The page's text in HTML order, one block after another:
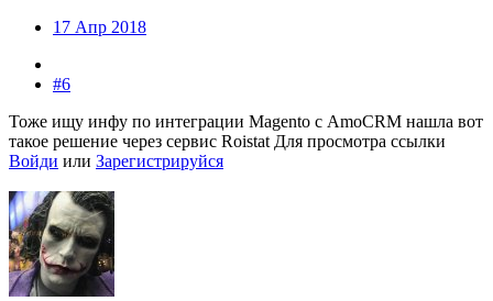
17 Апр 2018
#6
Тоже ищу инфу по интеграции Magento с AmoCRM нашла вот
такое решение через сервис Roistat Для просмотра ссылки
Войди или Зарегистрируйся